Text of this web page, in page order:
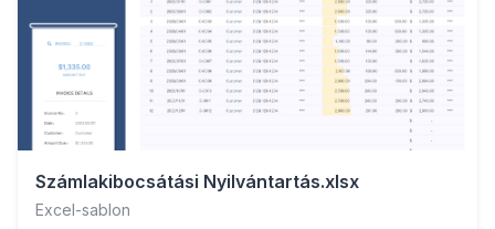
Számlakibocsátási Nyilvántartás.xlsx
Excel-sablon